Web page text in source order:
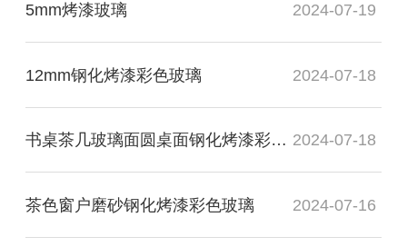
5mm烤漆玻璃 2024-07-19
12mm钢化烤漆彩色玻璃 2024-07-18
书桌茶几玻璃面圆桌面钢化烤漆彩色玻璃 2024-07-18
茶色窗户磨砂钢化烤漆彩色玻璃 2024-07-16